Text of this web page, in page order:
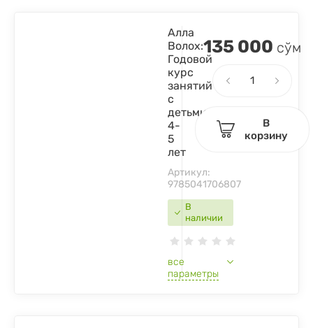
В
наличии
Алла
Волох:
Годовой
курс
занятий
с
детьми
4-
5
лет
Артикул:
9785041706807
все
параметры
135 000 сўм
В
корзину